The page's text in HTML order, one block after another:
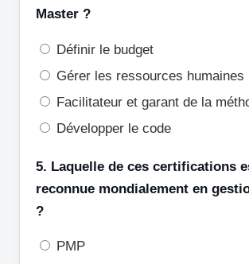
Master ?
Définir le budget
Gérer les ressources humaines
Facilitateur et garant de la
Développer le code
5. Laquelle de ces certifications
reconnue mondialement en
?
PMP